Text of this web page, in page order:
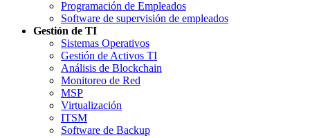
Programación de Empleados
Software de supervisión de empleados
Gestión de TI
Sistemas Operativos
Gestión de Activos TI
Análisis de Blockchain
Monitoreo de Red
MSP
Virtualización
ITSM
Software de Backup